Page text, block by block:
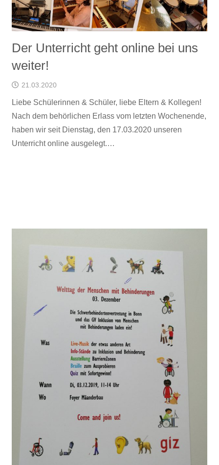
Der Unterricht geht online bei uns
weiter!
21.03.2020
Liebe Schülerinnen & Schüler, liebe Eltern & Kollegen!
Nach dem behörlichen Erlass vom letzten Wochenende,
haben wir seit Dienstag, den 17.03.2020 unseren
Unterricht online ausgelegt.…